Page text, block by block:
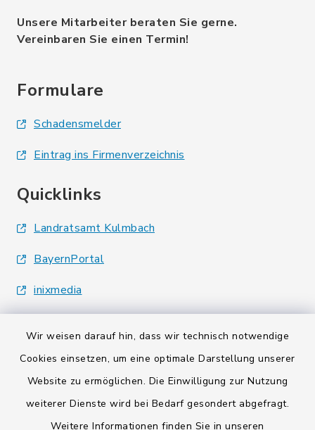
Wir weisen darauf hin, dass wir technisch notwendige
Cookies einsetzen, um eine optimale Darstellung unserer
Website zu ermöglichen. Die Einwilligung zur Nutzung
weiterer Dienste wird bei Bedarf gesondert abgefragt.
Weitere Informationen finden Sie in unseren
Unsere Mitarbeiter beraten Sie gerne.
Vereinbaren Sie einen Termin!
Formulare
Schadensmelder
Eintrag ins Firmenverzeichnis
Quicklinks
Landratsamt Kulmbach
BayernPortal
inixmedia